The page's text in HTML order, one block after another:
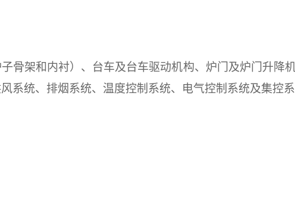
骨架和内衬）、台车及台车驱动机构、炉门及炉门升降
系统、排烟系统、温度控制系统、电气控制系统及集控